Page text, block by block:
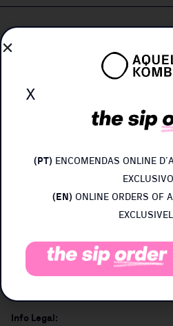
Taproom:
Rua Duque de Saldanha 345
Info Legal:
x
(PT) ENCOMENDAS ONLINE
(EN) ONLINE ORDERS OF